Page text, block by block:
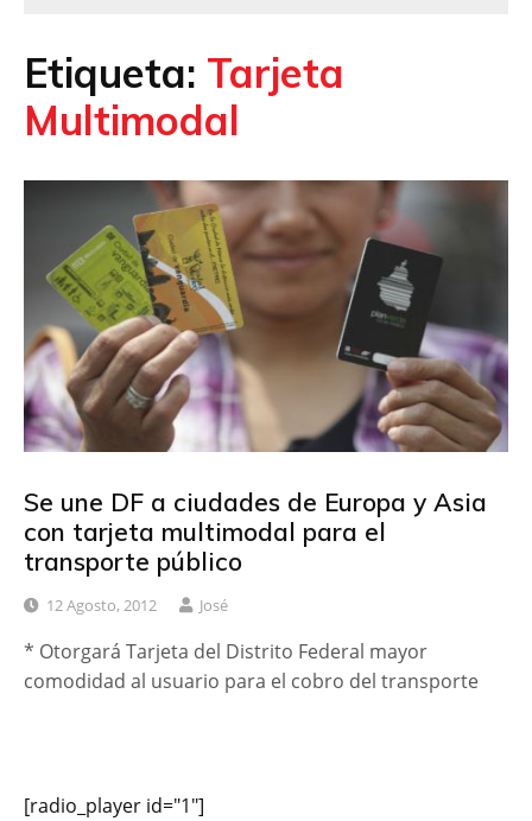
Etiqueta: Tarjeta
Multimodal
Se une DF a ciudades de Europa y Asia
con tarjeta multimodal para el
transporte público
12 Agosto, 2012 José
* Otorgará Tarjeta del Distrito Federal mayor
comodidad al usuario para el cobro del transporte
[radio_player id="1"]